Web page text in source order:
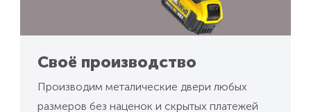
Своё производство
Производим металические двери любых
размеров без наценок и скрытых платежей